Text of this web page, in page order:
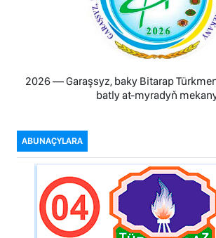
2026 — Garaşsyz, baky Bitarap
batly at-myradyň
ABUNAÇYLARA